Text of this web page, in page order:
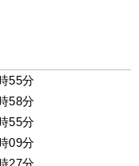
55分
58分
55分
09分
27分